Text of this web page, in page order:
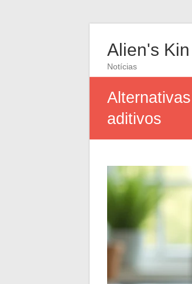
Alien's
Notícias
aditivos